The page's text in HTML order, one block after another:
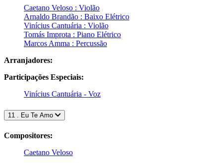
Caetano Veloso : Violão
Arnaldo Brandão : Baixo Elétrico
Vinícius Cantuária : Violão
Tomás Improta : Piano Elétrico
Marcos Amma : Percussão
Arranjadores:
Participações Especiais:
Vinícius Cantuária - Voz
11 . Eu Te Amo
Compositores:
Caetano Veloso